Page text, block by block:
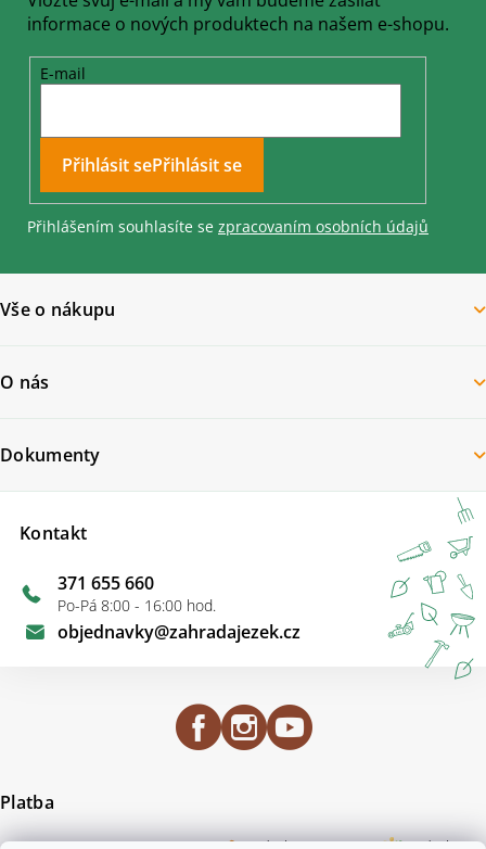
informace o nových produktech na našem e-shopu.
E-mail
Přihlásit se
Přihlášením souhlasíte se zpracovaním osobních údajů
Vše o nákupu
O nás
Kontakt
objednavky@zahradajezek.cz
371 655 660
Po-Pá 8:00 - 16:00 hod.
Dokumenty
Platba